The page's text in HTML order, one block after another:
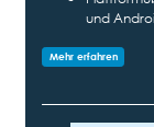
und
Mehr erfahren